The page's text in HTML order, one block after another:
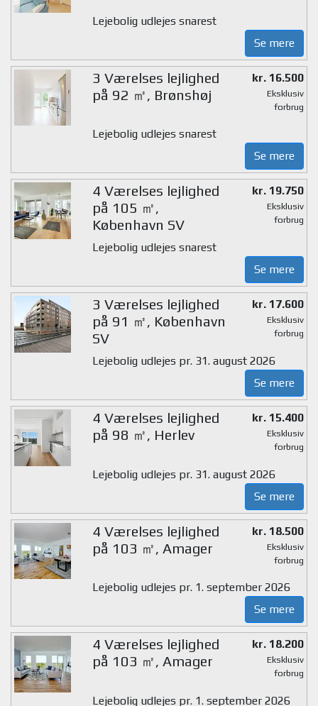
Lejebolig udlejes snarest
Se mere
3 Værelses lejlighed
på 92 ㎡, Brønshøj
kr. 16.500
Eksklusiv
forbrug
Lejebolig udlejes snarest
Se mere
4 Værelses lejlighed
på 105 ㎡,
København SV
kr. 19.750
Eksklusiv
forbrug
Lejebolig udlejes snarest
Se mere
3 Værelses lejlighed
på 91 ㎡, København
SV
kr. 17.600
Eksklusiv
forbrug
Lejebolig udlejes pr. 31. august 2026
Se mere
4 Værelses lejlighed
på 98 ㎡, Herlev
kr. 15.400
Eksklusiv
forbrug
Lejebolig udlejes pr. 31. august 2026
Se mere
4 Værelses lejlighed
på 103 ㎡, Amager
kr. 18.500
Eksklusiv
forbrug
Lejebolig udlejes pr. 1. september 2026
Se mere
4 Værelses lejlighed
på 103 ㎡, Amager
kr. 18.200
Eksklusiv
forbrug
Lejebolig udlejes pr. 1. september 2026